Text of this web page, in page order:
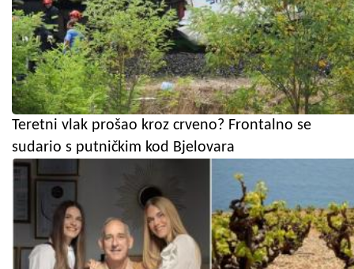
Teretni vlak prošao kroz crveno? Frontalno se
sudario s putničkim kod Bjelovara